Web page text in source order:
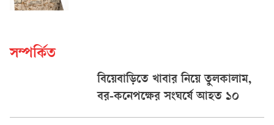
সম্পর্কিত
বিয়েবাড়িতে খাবার নিয়ে তুলকালাম,
বর-কনেপক্ষের সংঘর্ষে আহত ১০